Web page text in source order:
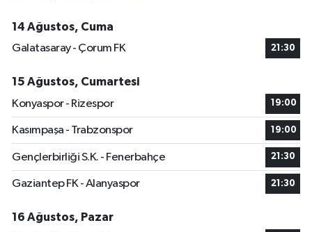
14 Ağustos, Cuma
Galatasaray - Çorum FK
21:30
15 Ağustos, Cumartesi
Konyaspor - Rizespor
19:00
Kasımpaşa - Trabzonspor 19:00
Gençlerbirliği S.K. - Fenerbahçe 21:30
Gaziantep FK - Alanyaspor 21:30
16 Ağustos, Pazar